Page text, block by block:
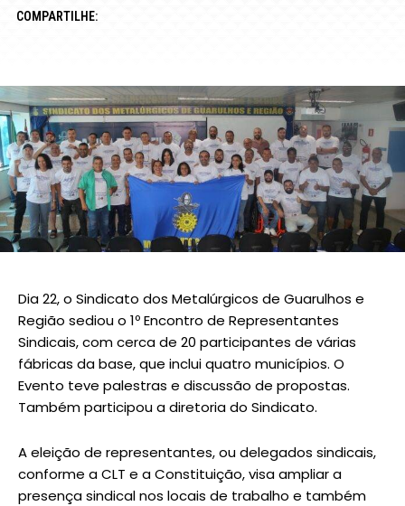
COMPARTILHE:
Dia 22, o Sindicato dos Metalúrgicos de Guarulhos e
Região sediou o 1º Encontro de Representantes
Sindicais, com cerca de 20 participantes de várias
fábricas da base, que inclui quatro municípios. O
Evento teve palestras e discussão de propostas.
Também participou a diretoria do Sindicato.
A eleição de representantes, ou delegados sindicais,
conforme a CLT e a Constituição, visa ampliar a
presença sindical nos locais de trabalho e também